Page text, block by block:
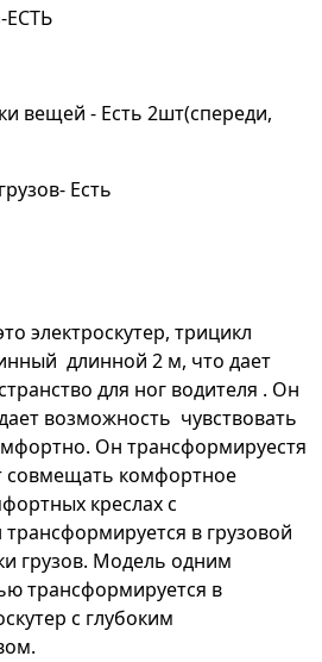
ЕСТЬ
вещей - Есть 2шт(спереди,
Есть
электроскутер, трицикл
длинной 2 м, что дает
для ног водителя . Он
возможность чувствовать
Он трансформируестя
совмещать комфортное
креслах с
в грузовой
грузов. Модель одним
трансформируется в
с глубоким